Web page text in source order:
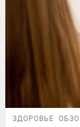
ЗДОРОВЬЕ